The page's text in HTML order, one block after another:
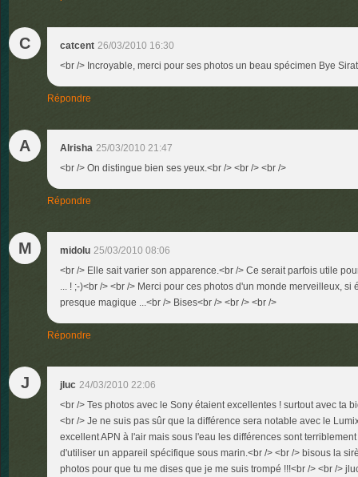
C catcent 26/03/2010 16:30
<br /> Incroyable, merci pour ses photos un beau spécimen Bye
Répondre
A Alrisha 25/03/2010 21:47
<br /> On distingue bien ses yeux.<br /> <br /> <br />
Répondre
M midolu 25/03/2010 08:06
<br /> Elle sait varier son apparence.<br /> Ce serait parfois utile
... ! ;-)<br /> <br /> Merci pour ces photos d'un monde merveilleux, si
presque magique ...<br /> Bises<br /> <br /> <br />
Répondre
J jluc 24/03/2010 22:06
<br /> Tes photos avec le Sony étaient excellentes ! surtout avec ta
<br /> Je ne suis pas sûr que la différence sera notable avec le
excellent APN à l'air mais sous l'eau les différences sont
d'utiliser un appareil spécifique sous marin.<br /> <br /> bisous la
photos pour que tu me dises que je me suis trompé !!!<br /> <br />